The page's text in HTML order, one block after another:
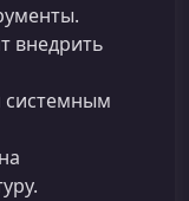
внедрить
системным